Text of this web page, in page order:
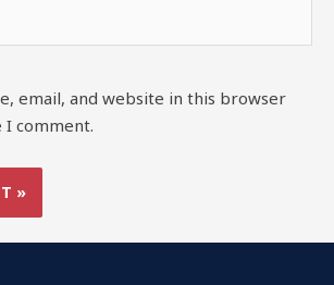
email, and website in this browser
comment.